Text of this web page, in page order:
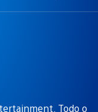
Todo o